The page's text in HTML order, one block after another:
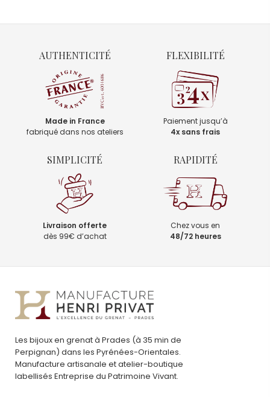
AUTHENTICITÉ
Made in France
fabriqué dans nos ateliers
FLEXIBILITÉ
Paiement jusqu’à
4x sans frais
SIMPLICITÉ
Livraison offerte
dès 99€ d’achat
RAPIDITÉ
Chez vous en
48/72 heures
Les bijoux en grenat à Prades (à 35 min de
Perpignan) dans les Pyrénées-Orientales.
Manufacture artisanale et atelier-boutique
labellisés Entreprise du Patrimoine Vivant.